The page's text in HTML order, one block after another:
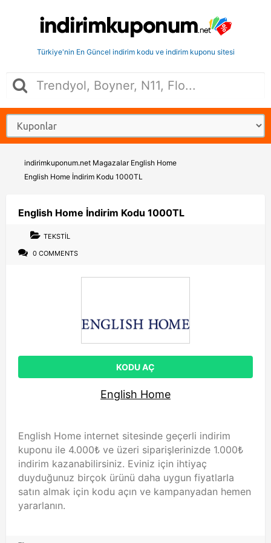
Türkiye'nin En Güncel indirim kodu ve indirim kuponu sitesi
indirimkuponum.net Magazalar English Home
English Home İndirim Kodu 1000TL
English Home İndirim Kodu 1000TL
TEKSTIL
0 COMMENTS
KODU AÇ
English Home
English Home internet sitesinde geçerli indirim
kuponu ile 4.000₺ ve üzeri siparişlerinizde 1.000₺
indirim kazanabilirsiniz. Eviniz için ihtiyaç
duyduğunuz birçok ürünü daha uygun fiyatlarla
satın almak için kodu açın ve kampanyadan hemen
yararlanın.